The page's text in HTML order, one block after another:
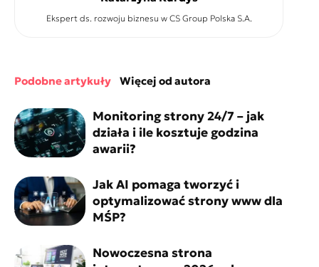
Ekspert ds. rozwoju biznesu w CS Group Polska S.A.
podobne artykuły więcej od autora
Monitoring strony 24/7 – jak
działa i ile kosztuje godzina
awarii?
Jak AI pomaga tworzyć i
optymalizować strony www dla
MŚP?
Nowoczesna strona